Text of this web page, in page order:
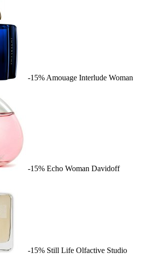
-15% Amouage Interlude Woman
-15% Echo Woman Davidoff
-15% Still Life Olfactive Studio